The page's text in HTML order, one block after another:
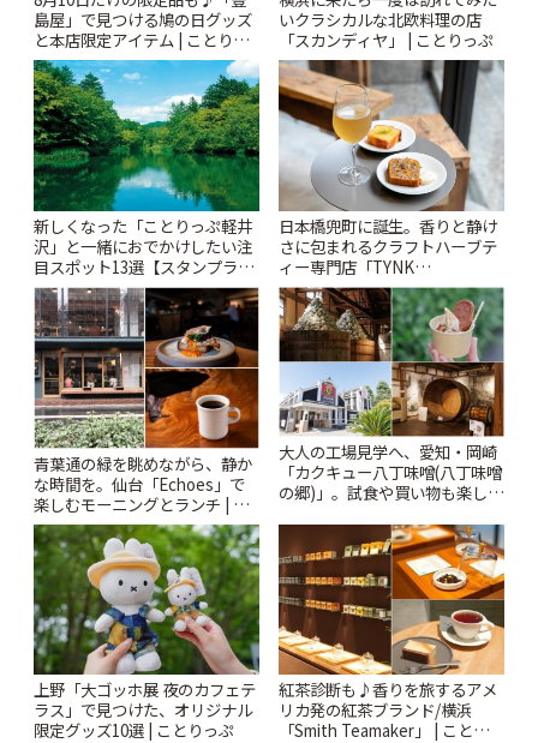
島屋」で見つける鳩の日グッズ
と本店限定アイテム | ことりっ
ぷ
いクラシカルな北欧料理の店
「スカンディヤ」 | ことりっぷ
新しくなった「ことりっぷ軽井
沢」と一緒におでかけしたい注
目スポット13選【スタンプラリ
ー開催中】 | ことりっぷ
日本橋兜町に誕生。香りと静け
さに包まれるクラフトハーブテ
ィー専門店「TYNK
Kabutocho」 | ことりっぷ
青葉通の緑を眺めながら、静か
な時間を。仙台「Echoes」で
楽しむモーニングとランチ | こ
とりっぷ
大人の工場見学へ、愛知・岡崎
「カクキュー八丁味噌(八丁味噌
の郷)」。試食や買い物も楽しみ
上野「大ゴッホ展 夜のカフェテ
ラス」で見つけた、オリジナル
限定グッズ10選 | ことりっぷ
紅茶診断も♪香りを旅するアメ
リカ発の紅茶ブランド/横浜
「Smith Teamaker」 | ことりっ